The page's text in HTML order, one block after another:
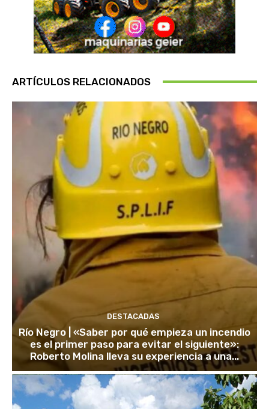
ARTÍCULOS RELACIONADOS
DESTACADAS
Río Negro | «Saber por qué empieza un incendio
es el primer paso para evitar el siguiente»:
Roberto Molina lleva su experiencia a una...